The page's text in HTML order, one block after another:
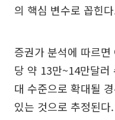
의 핵심 변수로 꼽힌
증권가 분석에 따르
당 약 13만~14만달러
대 수준으로 확대될
있는 것으로 추정된다.